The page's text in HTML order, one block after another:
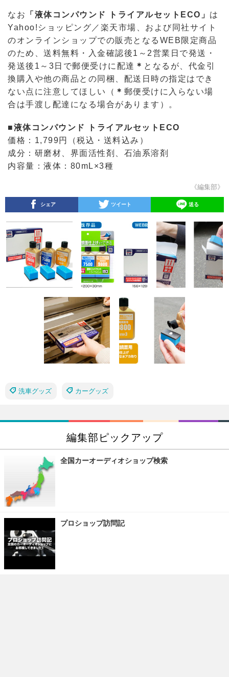
なお 「液体コンパウンド トライアルセットECO」 は
Yahoo!ショッピング／楽天市場、および同社サイト
のオンラインショップでの販売となるWEB限定商品
のため、送料無料・入金確認後1～2営業日で発送・
発送後1～3日で郵便受けに配達 ＊ となるが、代金引
換購入や他の商品との同梱、配送日時の指定はでき
ない点に注意してほしい（ ＊ 郵便受けに入らない場
合は手渡し配達になる場合があります）。
■液体コンパウンド トライアルセットECO
価格：1,799円（税込・送料込み）
成分：研磨材、界面活性剤、石油系溶剤
内容量：液体：80mL×3種
《編集部》
シェア ツイート 送る
洗車グッズ カーグッズ
編集部ピックアップ
全国カーオーディオショップ検索
プロショップ訪問記